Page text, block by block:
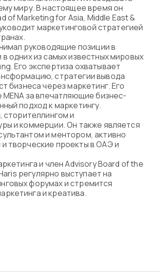
миру. В настоящее время он
of Marketing for Asia, Middle East &
маркетинговой стратегией
руководящие позиции в
одних из самых известных мировых
Его экспертиза охватывает
стратегии вывода
бизнеса через маркетинг. Его
за впечатляющие бизнес-
подход к маркетингу.
сторителлингом и
и коммерции. Он также является
и ментором, активно
творческие проекты в ОАЭ и
и член Advisory Board of the
регулярно выступает на
форумах и стремится
и креатива.